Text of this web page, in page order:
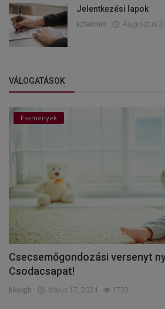
Jelentkezési lapok
szladmin Augusztus
VÁLOGATÁSOK
Események
Csecsemőgondozási versenyt
Csodacsapat!
bkkigh Május 17, 2024 1733